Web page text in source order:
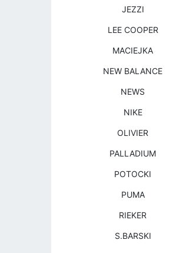
JEZZI
LEE COOPER
MACIEJKA
NEW BALANCE
NEWS
NIKE
OLIVIER
PALLADIUM
POTOCKI
PUMA
RIEKER
S.BARSKI